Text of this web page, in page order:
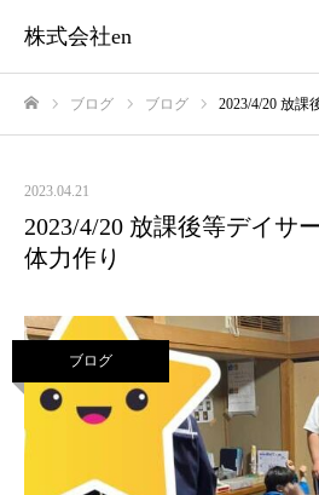
株式会社en
ブログ ブログ 2023/4/20 放課後
2023.04.21
2023/4/20 放課後等デイサ
体力作り
ブログ